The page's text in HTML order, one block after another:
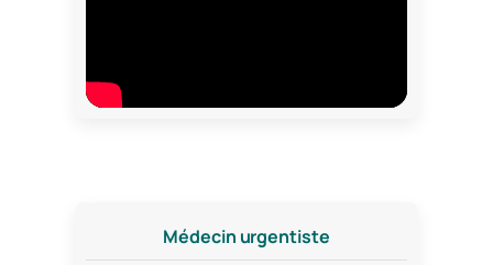
Médecin urgentiste